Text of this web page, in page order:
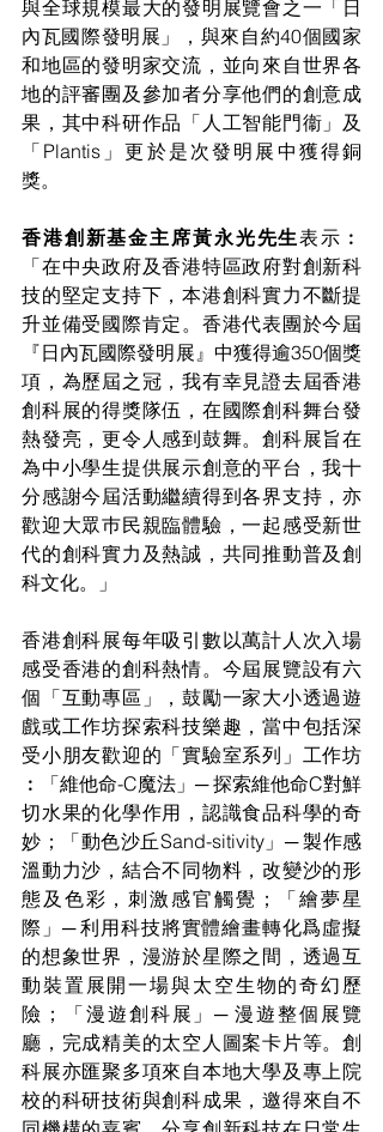
與全球規模最大的發明展覽會之一「日
內瓦國際發明展」，與來自約40個國家
和地區的發明家交流，並向來自世界各
地的評審團及參加者分享他們的創意成
果，其中科研作品「人工智能門衞」及
「Plantis」更於是次發明展中獲得銅
獎。
香港創新基金主席黃永光先生表示︰
「在中央政府及香港特區政府對創新科
技的堅定支持下，本港創科實力不斷提
升並備受國際肯定。香港代表團於今屆
『日內瓦國際發明展』中獲得逾350個獎
項，為歷屆之冠，我有幸見證去屆香港
創科展的得獎隊伍，在國際創科舞台發
熱發亮，更令人感到鼓舞。創科展旨在
為中小學生提供展示創意的平台，我十
分感謝今屆活動繼續得到各界支持，亦
歡迎大眾巿民親臨體驗，一起感受新世
代的創科實力及熱誠，共同推動普及創
科文化。」
香港創科展每年吸引數以萬計人次入場
感受香港的創科熱情。今屆展覽設有六
個「互動專區」，鼓勵一家大小透過遊
戲或工作坊探索科技樂趣，當中包括深
受小朋友歡迎的「實驗室系列」工作坊
︰「維他命-C魔法」─ 探索維他命C對鮮
切水果的化學作用，認識食品科學的奇
妙；「動色沙丘Sand-sitivity」─ 製作感
溫動力沙，結合不同物料，改變沙的形
態及色彩，刺激感官觸覺；「繪夢星
際」─ 利用科技將實體繪畫轉化爲虛擬
的想象世界，漫游於星際之間，透過互
動裝置展開一場與太空生物的奇幻歷
險；「漫遊創科展」─ 漫遊整個展覽
廳，完成精美的太空人圖案卡片等。創
科展亦匯聚多項來自本地大學及專上院
校的科研技術與創科成果，邀得來自不